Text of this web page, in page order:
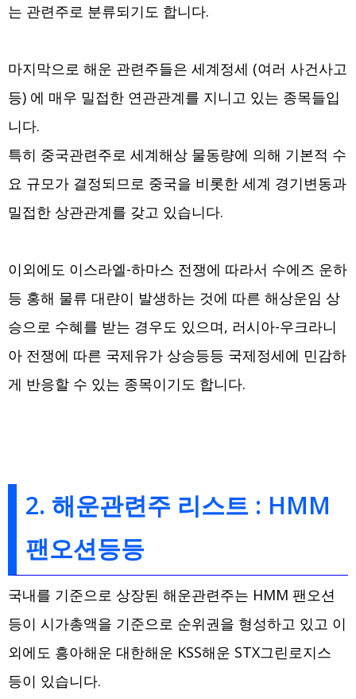
는 관련주로 분류되기도 합니다.
마지막으로 해운 관련주들은 세계정세 (여러 사건사고
등) 에 매우 밀접한 연관관계를 지니고 있는 종목들입
니다.
특히 중국관련주로 세계해상 물동량에 의해 기본적 수
요 규모가 결정되므로 중국을 비롯한 세계 경기변동과
밀접한 상관관계를 갖고 있습니다.
이외에도 이스라엘-하마스 전쟁에 따라서 수에즈 운하
등 홍해 물류 대랸이 발생하는 것에 따른 해상운임 상
승으로 수혜를 받는 경우도 있으며, 러시아-우크라니
아 전쟁에 따른 국제유가 상승등등 국제정세에 민감하
게 반응할 수 있는 종목이기도 합니다.
2. 해운관련주 리스트 : HMM
팬오션등등
국내를 기준으로 상장된 해운관련주는 HMM 팬오션
등이 시가총액을 기준으로 순위권을 형성하고 있고 이
외에도 흥아해운 대한해운 KSS해운 STX그린로지스
등이 있습니다.